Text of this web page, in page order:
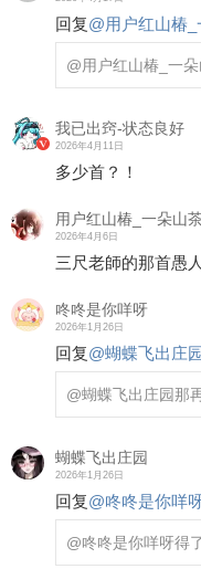
回复@用户红山椿
@用户红山椿_一
我已出窍-状态良好
2026年4月11日
多少首？！
用户红山椿_一朵山
2026年4月6日
三尺老師的那首愚
咚咚是你咩呀
2026年1月26日
回复@蝴蝶飞出庄园
@蝴蝶飞出庄园那
蝴蝶飞出庄园
2026年1月26日
回复@咚咚是你咩
@咚咚是你咩呀得